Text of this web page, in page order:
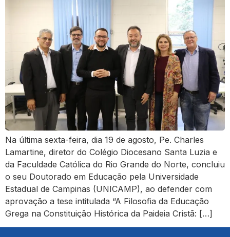
Na última sexta-feira, dia 19 de agosto, Pe. Charles
Lamartine, diretor do Colégio Diocesano Santa Luzia e
da Faculdade Católica do Rio Grande do Norte, concluiu
o seu Doutorado em Educação pela Universidade
Estadual de Campinas (UNICAMP), ao defender com
aprovação a tese intitulada “A Filosofia da Educação
Grega na Constituição Histórica da Paideia Cristã: […]